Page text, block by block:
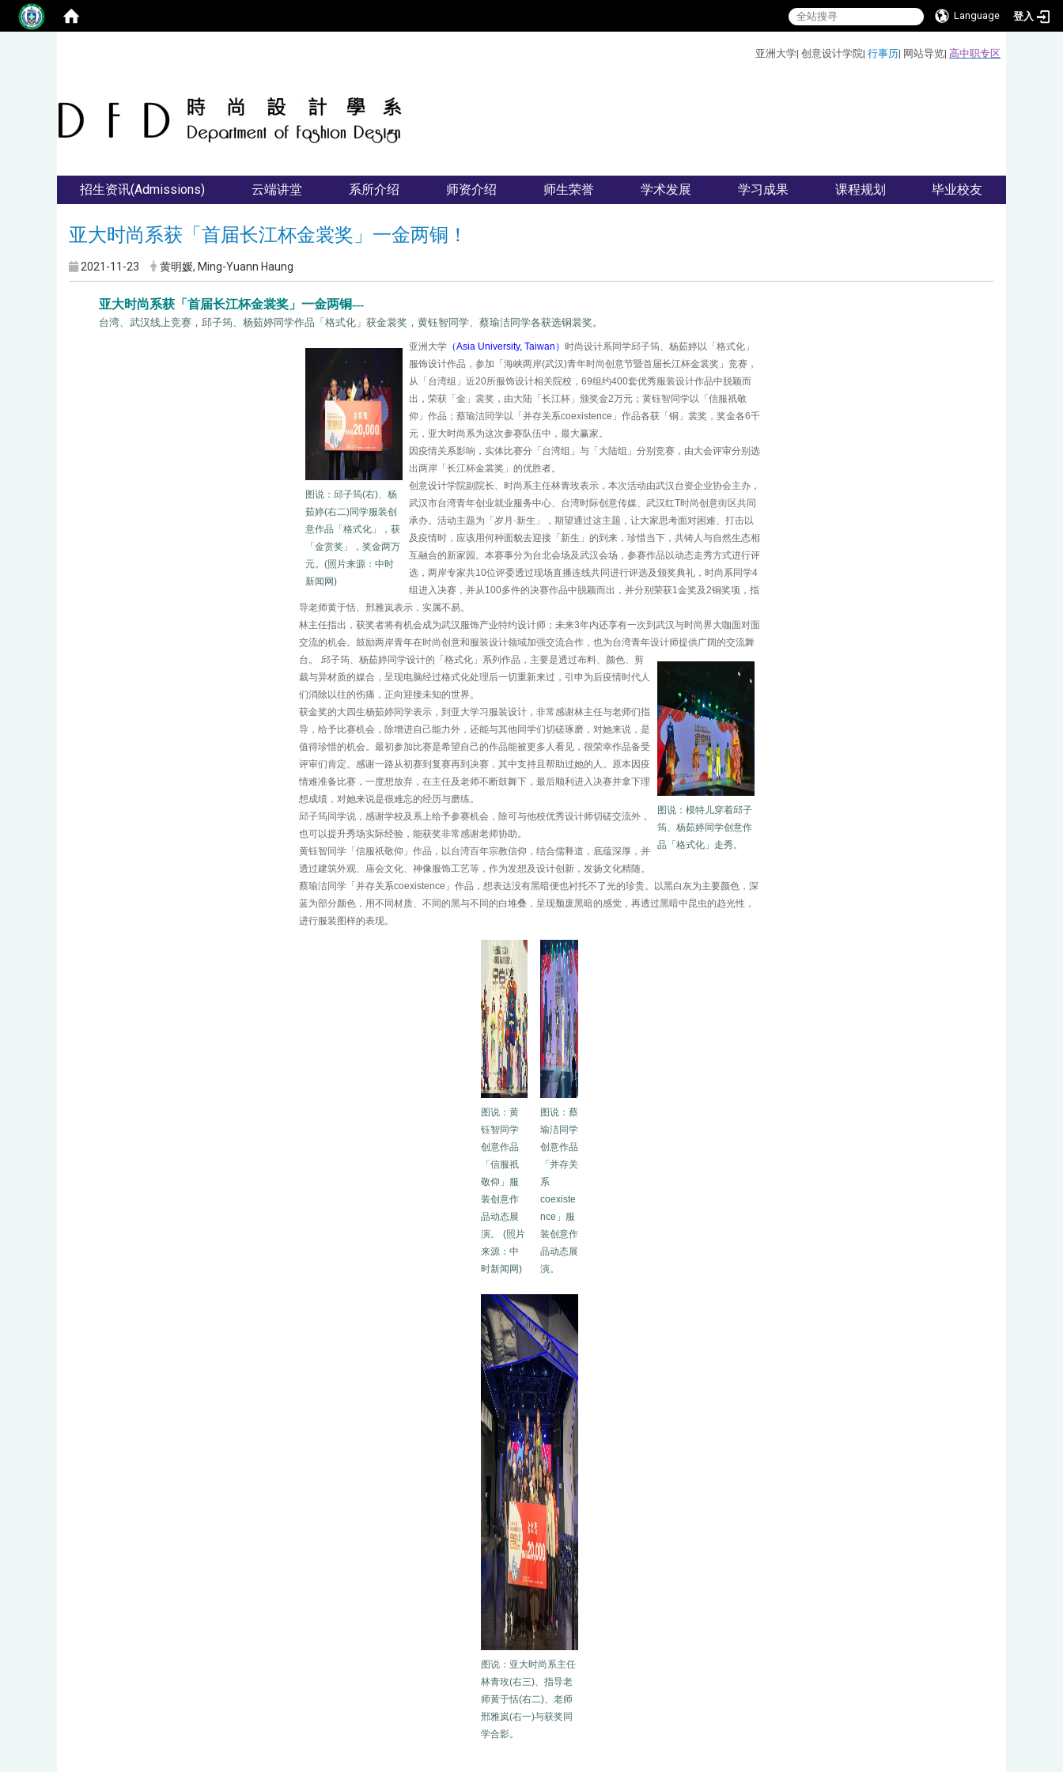
Language 登入
亚洲大学| 创意设计学院| 行事历| 网站导览| 高中职专区
招生资讯(Admissions) 云端讲堂 系所介绍 师资介绍 师生荣誉 学术发展 学习成果 课程规划 毕业校友
亚大时尚系获「首届长江杯金裳奖」一金两铜！
2021-11-23 黄明媛, Ming-Yuann Haung
亚大时尚系获「首届长江杯金裳奖」一金两铜---
台湾、武汉线上竞赛，邱子筠、杨茹婷同学作品「格式化」获金裳奖，黄钰智同学、蔡瑜洁同学各获选铜裳奖。
图说： 邱子筠(右)、杨
茹婷(右二)同学服装创
意作品「格式化」，获
「金赏奖」，奖金两万
元。(照片来源：中时
新闻网)
亚洲大学（Asia University, Taiwan） 时尚设计系同学邱子筠、杨茹婷以「格式化」
服饰设计作品，参加「海峡两岸(武汉)青年时尚创意节暨首届长江杯金裳奖」竞赛，
从「台湾组」近20所服饰设计相关院校，69组约400套优秀服装设计作品中脱颖而
出，荣获「金」裳奖，由大陆「长江杯」颁奖金2万元；黄钰智同学以「信服祇敬
仰」作品；蔡瑜洁同学以「并存关系coexistence」作品各获「铜」裳奖，奖金各6千
元，亚大时尚系为这次参赛队伍中，最大赢家。
因疫情关系影响，实体比赛分「台湾组」与「大陆组」分别竞赛，由大会评审分别选
出两岸「长江杯金裳奖」的优胜者。
创意设计学院副院长、时尚系主任林青玫表示，本次活动由武汉台资企业协会主办，
武汉市台湾青年创业就业服务中心、台湾时际创意传媒、武汉红T时尚创意街区共同
承办。活动主题为「岁月·新生」，期望通过这主题，让大家思考面对困难、打击以
及疫情时，应该用何种面貌去迎接「新生」的到来，珍惜当下，共铸人与自然生态相
互融合的新家园。本赛事分为台北会场及武汉会场，参赛作品以动态走秀方式进行评
选，两岸专家共10位评委透过现场直播连线共同进行评选及颁奖典礼，时尚系同学4
组进入决赛，并从100多件的决赛作品中脱颖而出，并分别荣获1金奖及2铜奖项，指
导老师黄于恬、邢雅岚表示，实属不易。
林主任指出，获奖者将有机会成为武汉服饰产业特约设计师；未来3年内还享有一次到武汉与时尚界大咖面对面
交流的机会。鼓励两岸青年在时尚创意和服装设计领域加强交流合作，也为台湾青年设计师提供广阔的交流舞
台。
图说： 模特儿穿着邱子
筠、杨茹婷同学创意作
品「格式化」走秀。
邱子筠、杨茹婷同学设计的「格式化」系列作品，主要是透过布料、颜色、剪
裁与异材质的媒合，呈现电脑经过格式化处理后一切重新来过，引申为后疫情时代人
们消除以往的伤痛，正向迎接未知的世界。
获金奖的大四生杨茹婷同学表示，到亚大学习服装设计，非常感谢林主任与老师们指
导，给予比赛机会，除增进自己能力外，还能与其他同学们切磋琢磨，对她来说，是
值得珍惜的机会。最初参加比赛是希望自己的作品能被更多人看见，很荣幸作品备受
评审们肯定。感谢一路从初赛到复赛再到决赛，其中支持且帮助过她的人。原本因疫
情难准备比赛，一度想放弃，在主任及老师不断鼓舞下，最后顺利进入决赛并拿下理
想成绩，对她来说是很难忘的经历与磨练。
邱子筠同学说，感谢学校及系上给予参赛机会，除可与他校优秀设计师切磋交流外，
也可以提升秀场实际经验，能获奖非常感谢老师协助。
黄钰智同学「信服祇敬仰」作品，以台湾百年宗教信仰，结合儒释道，底蕴深厚，并
透过建筑外观、庙会文化、神像服饰工艺等，作为发想及设计创新，发扬文化精随。
蔡瑜洁同学「并存关系coexistence」作品，想表达没有黑暗便也衬托不了光的珍贵。以黑白灰为主要颜色，深
蓝为部分颜色，用不同材质、不同的黑与不同的白堆叠，呈现颓废黑暗的感觉，再透过黑暗中昆虫的趋光性，
进行服装图样的表现。
图说 ： 黄
钰智同学
创意作品
「信服祇
敬仰」服
装创意作
品动态展
演。 (照片
来源：中
时新闻网)
图说： 蔡
瑜洁同学
创意作品
「并存关
系
coexiste
nce」服
装创意作
品动态展
演。
图说： 亚大时尚系主任
林青玫(右三)、指导老
师黄于恬(右二)、老师
邢雅岚(右一)与获奖同
学合影。